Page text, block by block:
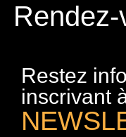
Restez
inscrivant